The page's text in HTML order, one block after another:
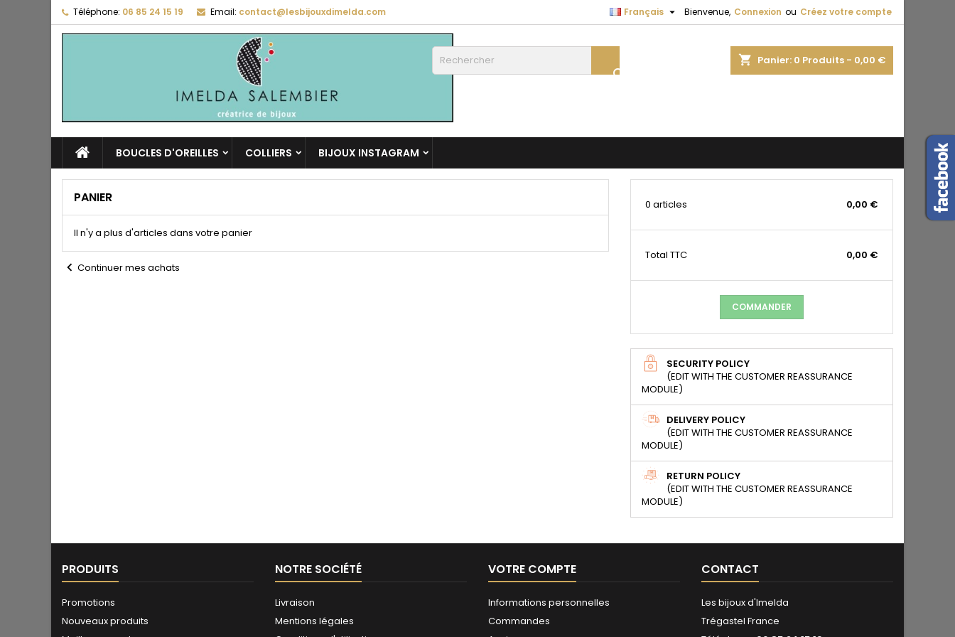
Téléphone: 06 85 24 15 19 Email: contact@lesbijouxdimelda.com Bienvenue, Connexion ou Créez votre compte
Français 
shopping_cart Panier: 0 Produits - 0,00 €

BOUCLES D'OREILLES COLLIERS BIJOUX INSTAGRAM
PANIER
Il n'y a plus d'articles dans votre panier
chevron_left Continuer mes achats
0 articles 0,00 €
Total TTC 0,00 €
COMMANDER
SECURITY POLICY
(EDIT WITH THE CUSTOMER REASSURANCE
MODULE)
DELIVERY POLICY
(EDIT WITH THE CUSTOMER REASSURANCE
MODULE)
RETURN POLICY
(EDIT WITH THE CUSTOMER REASSURANCE
MODULE)
PRODUITS
Promotions
Nouveaux produits
NOTRE SOCIÉTÉ
Livraison
Mentions légales
VOTRE COMPTE
Informations personnelles
Commandes
CONTACT
Les bijoux d'Imelda
Trégastel France